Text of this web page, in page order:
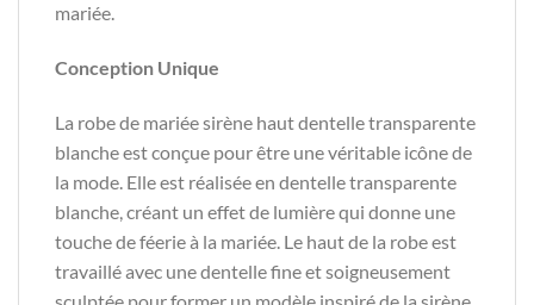
mariée.
Conception Unique
La robe de mariée sirène haut dentelle transparente
blanche est conçue pour être une véritable icône de
la mode. Elle est réalisée en dentelle transparente
blanche, créant un effet de lumière qui donne une
touche de féerie à la mariée. Le haut de la robe est
travaillé avec une dentelle fine et soigneusement